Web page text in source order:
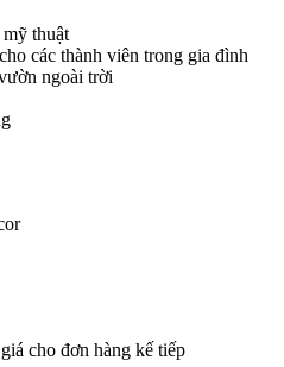
thuật
các thành viên trong gia đình
ngoài trời
cho đơn hàng kế tiếp